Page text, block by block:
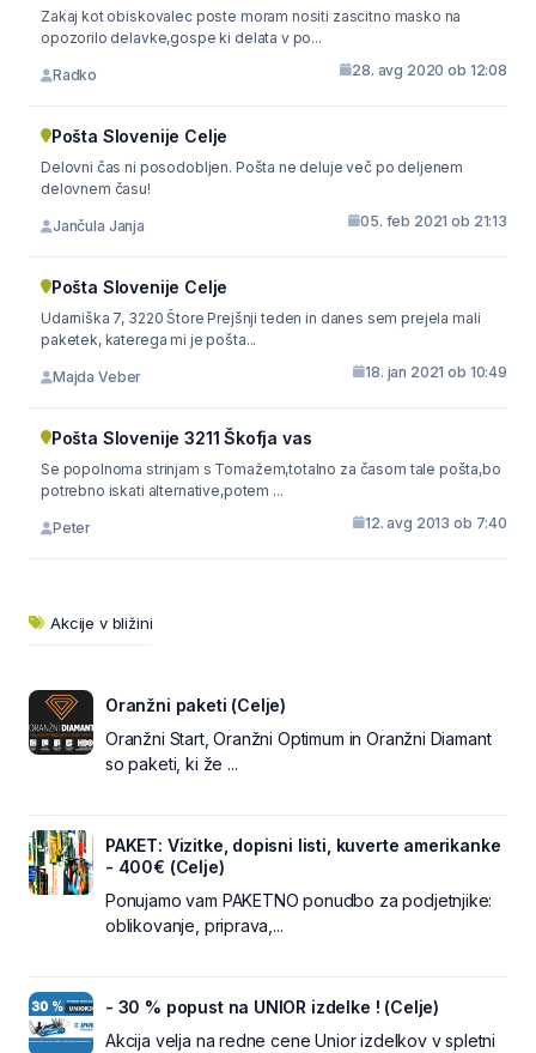
Zakaj kot obiskovalec poste moram nositi zascitno masko na
opozorilo delavke,gospe ki delata v po...
Radko 28. avg 2020 ob 12:08
Pošta Slovenije Celje
Delovni čas ni posodobljen. Pošta ne deluje več po deljenem
delovnem času!
Jančula Janja 05. feb 2021 ob 21:13
Pošta Slovenije Celje
Udarniška 7, 3220 Štore Prejšnji teden in danes sem prejela mali
paketek, katerega mi je pošta...
Majda Veber 18. jan 2021 ob 10:49
Pošta Slovenije 3211 Škofja vas
Se popolnoma strinjam s Tomažem,totalno za časom tale pošta,bo
potrebno iskati alternative,potem ...
Peter 12. avg 2013 ob 7:40
Akcije v bližini
Oranžni paketi (Celje)
Oranžni Start, Oranžni Optimum in Oranžni Diamant
so paketi, ki že ...
PAKET: Vizitke, dopisni listi, kuverte amerikanke
- 400€ (Celje)
Ponujamo vam PAKETNO ponudbo za podjetnjike:
oblikovanje, priprava,...
- 30 % popust na UNIOR izdelke ! (Celje)
Akcija velja na redne cene Unior izdelkov v spletni